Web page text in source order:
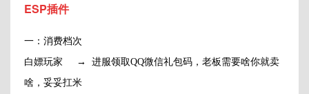
ESP插件
一：消费档次
白嫖玩家 → 进服领取QQ微信礼包码，老板需要啥你就卖
啥，妥妥扛米